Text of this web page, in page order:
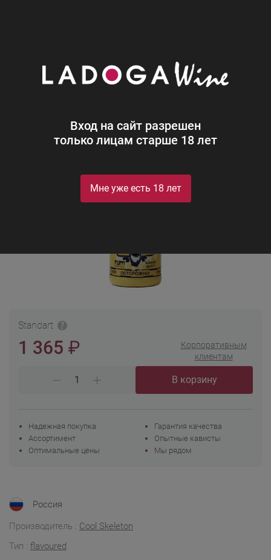
Вход на сайт разрешен
только лицам старше 18 лет
Мне уже есть 18 лет
Кул Скелетон Ананас
Кул Скелетон Ананас
Россия
Производитель : Cool Skeleton
Тип : flavoured
Standart
1 365 ₽
Корпоративным
клиентам
В корзину
Надежная покупка
Гарантия качества
Ассортимент
Опытные кависты
Оптимальные цены
Мы рядом